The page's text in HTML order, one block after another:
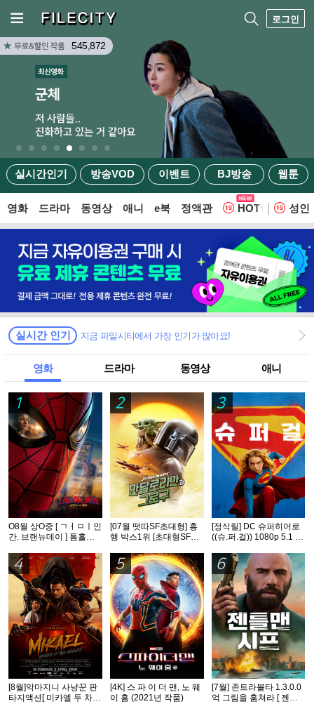
로그인
실시간인기 방송VOD 이벤트 BJ방송 웹툰
545,872
영화 드라마 동영상 애니 e북 정액관 HOT 웹
성인
실시간 인기 지금 파일시티에서 가장 인기가 많아요!
영화 드라마 동영상 애니
1
O8월 상O중 [ ㄱㅓㅁㅣ인
간. 브랜뉴데이 ] 톰홀랜
2
[07월 떳따SF초대형] 흥
행 박스1위 [초대형SF대
식자막
3
[정식릴] DC 슈퍼히어로
((슈.퍼.걸)) 1080p 5.1 공
4
[8월]악마지니 사냥꾼 판
타지액션[ 미카엘 두 차원
5
[4K] 스 파 이 더 맨, 노 웨
이 홈 (2021년 작품)
6
[7월] 존트라볼타 1.3.0.0
억 그림을 훔쳐라 [ 젠틀